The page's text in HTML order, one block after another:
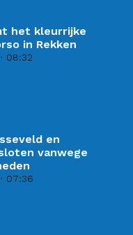
het kleurrijke
in Rekken
08:32
en
vanwege
07:36